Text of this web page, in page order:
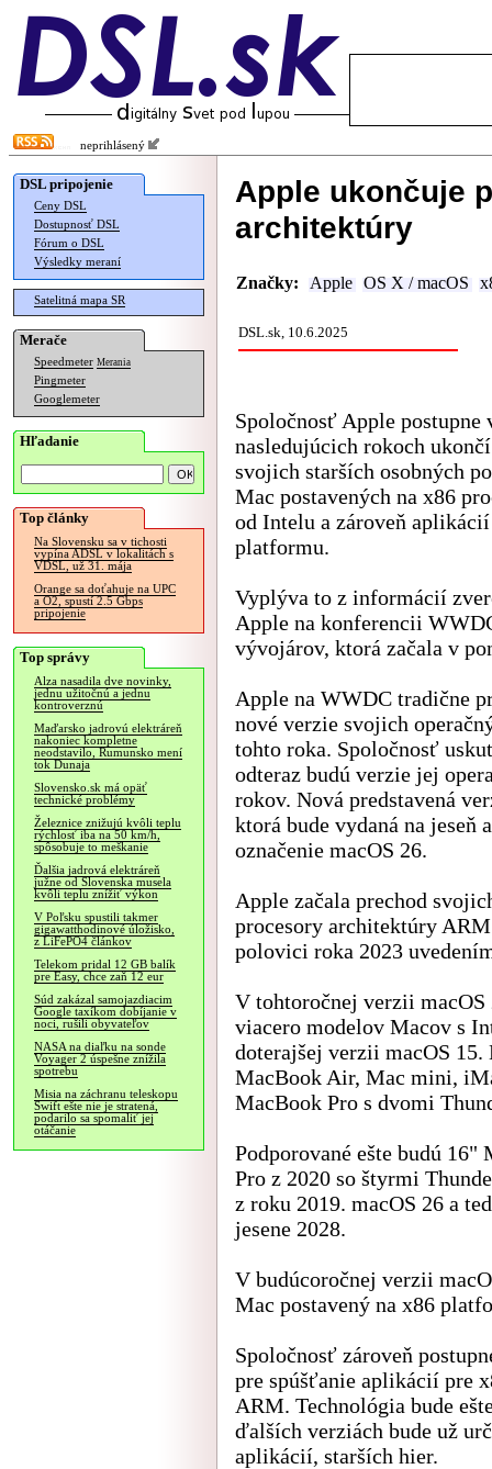
neprihlásený
DSL pripojenie
Ceny DSL
Dostupnosť DSL
Fórum o DSL
Výsledky meraní
Satelitná mapa SR
Merače
Speedmeter Merania
Pingmeter
Googlemeter
Hľadanie
Top články
Na Slovensku sa v tichosti
vypína ADSL v lokalitách s
VDSL, už 31. mája
Orange sa doťahuje na UPC
a O2, spustí 2.5 Gbps
pripojenie
Top správy
Alza nasadila dve novinky,
jednu užitočnú a jednu
kontroverznú
Maďarsko jadrovú elektráreň
nakoniec kompletne
neodstavilo, Rumunsko mení
tok Dunaja
Slovensko.sk má opäť
technické problémy
Železnice znižujú kvôli teplu
rýchlosť iba na 50 km/h,
spôsobuje to meškanie
Ďalšia jadrová elektráreň
južne od Slovenska musela
kvôli teplu znížiť výkon
V Poľsku spustili takmer
gigawatthodinové úložisko,
z LiFePO4 článkov
Telekom pridal 12 GB balík
pre Easy, chce zaň 12 eur
Súd zakázal samojazdiacim
Google taxíkom dobíjanie v
noci, rušili obyvateľov
NASA na diaľku na sonde
Voyager 2 úspešne znížila
spotrebu
Misia na záchranu teleskopu
Swift ešte nie je stratená,
podarilo sa spomaliť jej
otáčanie
Apple ukončuje
architektúry
Značky: Apple OS X / macOS
DSL.sk, 10.6.2025
Spoločnosť Apple postupne
nasledujúcich rokoch
svojich starších osobných
Mac postavených na x86
od Intelu a zároveň
platformu.
Vyplýva to z informácií
Apple na konferencii
vývojárov, ktorá začala v
Apple na WWDC tradične
nové verzie svojich
tohto roka. Spoločnosť
odteraz budú verzie jej
rokov. Nová predstavená
ktorá bude vydaná na jeseň
označenie macOS 26.
Apple začala prechod
procesory architektúry
polovici roka 2023
V tohtoročnej verzii
viacero modelov Macov s
doterajšej verzii macOS
MacBook Air, Mac mini,
MacBook Pro s dvomi
Podporované ešte budú
Pro z 2020 so štyrmi
z roku 2019. macOS 26 a
jesene 2028.
V budúcoročnej verzii
Mac postavený na x86
Spoločnosť zároveň
pre spúšťanie aplikácií pre
ARM. Technológia bude
ďalších verziách bude už
aplikácií, starších hier.